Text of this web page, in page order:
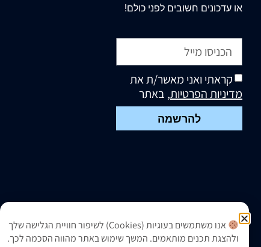
או עדכונים חשובים לפני כולם!
קראתי ואני מאשר/ת את
מדיניות הפרטיות, באתר
להרשמה
אנו משתמשים בעוגיות (Cookies) לשיפור חוויית הגלישה שלך
ולהצגת תכנים מותאמים. המשך שימוש באתר מהווה הסכמה לכך.